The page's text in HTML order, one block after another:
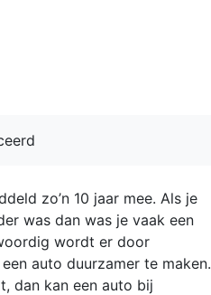
zo’n 10 jaar mee. Als je
was dan was je vaak een
wordt er door
auto duurzamer te maken.
dan kan een auto bij